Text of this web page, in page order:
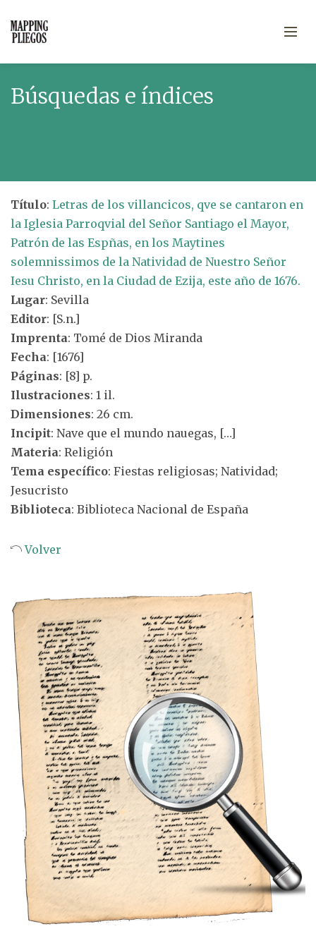
Búsquedas e índices
Título: Letras de los villancicos, qve se cantaron en
la Iglesia Parroqvial del Señor Santiago el Mayor,
Patrón de las Espñas, en los Maytines
solemnissimos de la Natividad de Nuestro Señor
Iesu Christo, en la Ciudad de Ezija, este año de 1676.
Lugar: Sevilla
Editor: [S.n.]
Imprenta: Tomé de Dios Miranda
Fecha: [1676]
Páginas: [8] p.
Ilustraciones: 1 il.
Dimensiones: 26 cm.
Incipit: Nave que el mundo nauegas, […]
Materia: Religión
Tema específico: Fiestas religiosas; Natividad;
Jesucristo
Biblioteca: Biblioteca Nacional de España
Volver